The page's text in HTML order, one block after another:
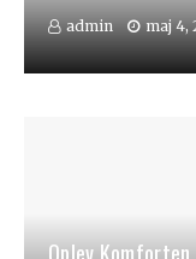
admin maj 4,